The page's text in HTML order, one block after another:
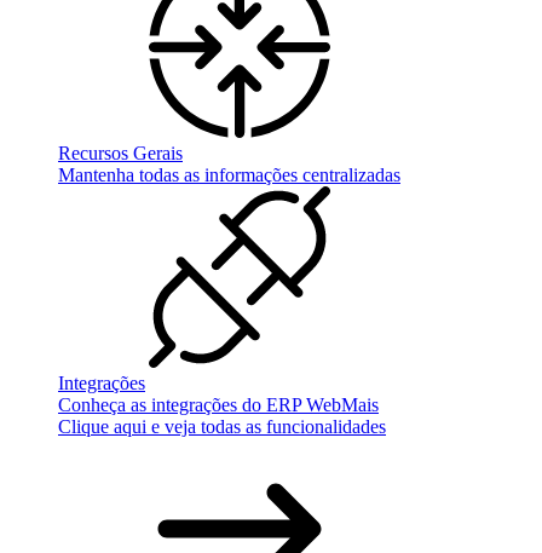
Recursos Gerais
Mantenha todas as informações centralizadas
Integrações
Conheça as integrações do ERP WebMais
Clique aqui e veja todas as funcionalidades